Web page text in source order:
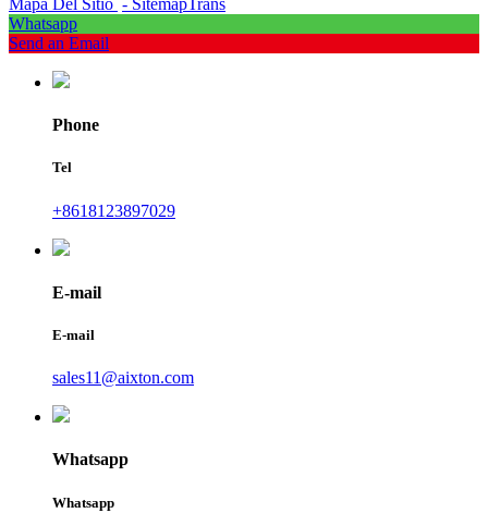
Mapa Del Sitio - SitemapTrans
Whatsapp
Send an Email
Phone
Tel
+8618123897029
E-mail
E-mail
sales11@aixton.com
Whatsapp
Whatsapp